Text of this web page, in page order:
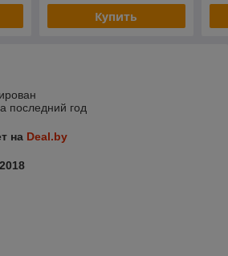
Купить
последний год
на Deal.by